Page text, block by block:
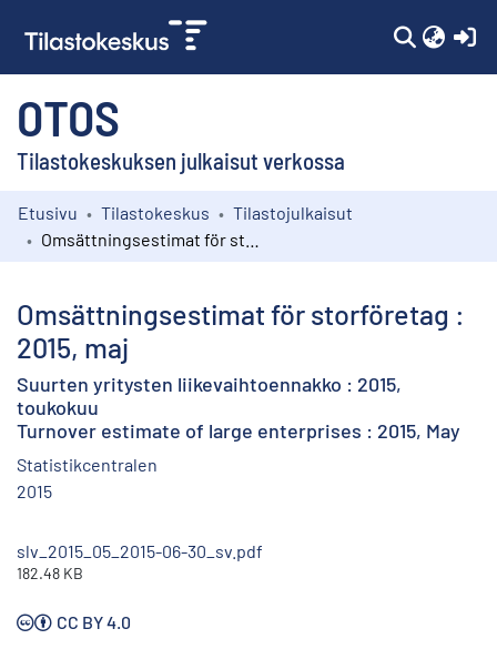
OTOS
Tilastokeskuksen julkaisut verkossa
Kokoelmat
Etusivu Tilastokeskus
Tilastojulkaisut
Omsättningsestimat för storföretag :
2015, maj
Suurten yritysten liikevaihtoennakko : 2015,
toukokuu
Turnover estimate of large enterprises : 2015, May
Statistikcentralen
2015
slv_2015_05_2015-06-30_sv.pdf
182.48 KB
CC BY 4.0